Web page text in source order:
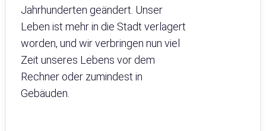
Jahrhunderten geändert. Unser
Leben ist mehr in die Stadt verlagert
worden, und wir verbringen nun viel
Zeit unseres Lebens vor dem
Rechner oder zumindest in
Gebäuden.